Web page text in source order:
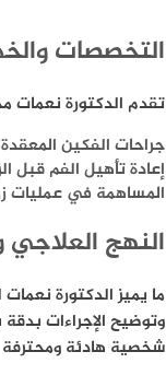
التخصصات
تقدم الدكتورة نعمات
جراحات الفكين المعقدة
إعادة تأهيل الفم قبل
المساهمة في عمليات
النهج العلاجي
ما يميز الدكتورة
وتوضيح الإجراءات
شخصية هادئة ومحترفة